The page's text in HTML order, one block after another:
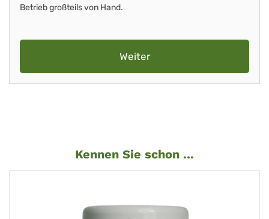
Betrieb großteils von Hand.
Weiter
Kennen Sie schon ...